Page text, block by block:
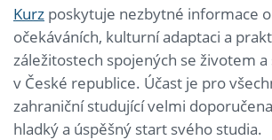
Kurz poskytuje nezbytné informace
očekáváních, kulturní adaptaci a
záležitostech spojených se životem
v České republice. Účast je pro
zahraniční studující velmi
hladký a úspěšný start svého studia.